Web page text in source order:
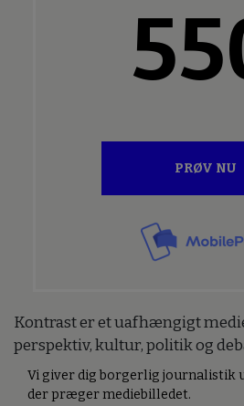
PRØV NU
Kontrast er et uafhængigt
perspektiv, kultur, politik og
Vi giver dig borgerlig journalistik
der præger mediebilledet.